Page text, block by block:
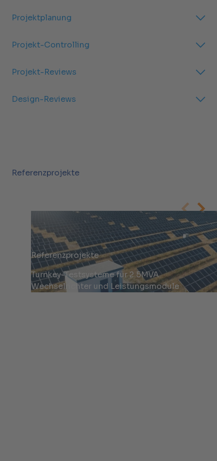
Projektplanung
Projekt-Controlling
Projekt-Reviews
Design-Reviews
Referenzprojekte
Referenzprojekte
Turnkey-Testsysteme für 2.5MVA
Wechselrichter und Leistungsmodule